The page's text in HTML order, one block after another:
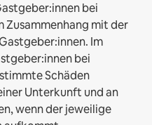
bei
Zusammenhang mit der
Im
bei
Schäden
Unterkunft und an
wenn der jeweilige